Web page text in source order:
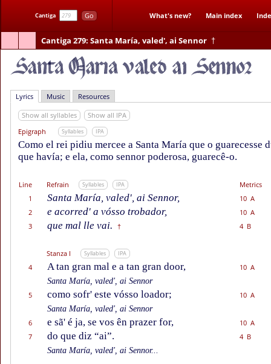
Cantiga Go What's new? Main index
Cantiga 279: Santa María, valed', ai Sennor †
Lyrics Music Resources
Show all syllables
Show all IPA
Epigraph
Syllables IPA
Como el rei pidiu mercee a Santa María que o guarecesse
que havía; e ela, como sennor poderosa, guarecê-o.
Line Refrain Syllables IPA
Metrics
1
Santa María, valed', ai Sennor,
10 A
2
e acorred' a vósso trobador,
10 A
3
que mal lle vai. † 4 B
Stanza I Syllables IPA
4 A tan gran mal e a tan gran door,
10 A
Santa María, valed', ai Sennor
5
como sofr' este vósso loador;
10 A
Santa María, valed', ai Sennor
6
e sã' é ja, se vos ên prazer for,
10 A
7
do que diz “ai”.
4 B
Santa María, valed', ai Sennor...